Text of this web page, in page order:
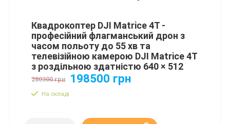
Квадрокоптер DJI Matrice 4T -
професійний флагманський дрон з
часом польоту до 55 хв та
телевізійною камерою DJI Matrice 4T
з роздільною здатністю 640 × 512
280300 грн 198500 грн
На складі